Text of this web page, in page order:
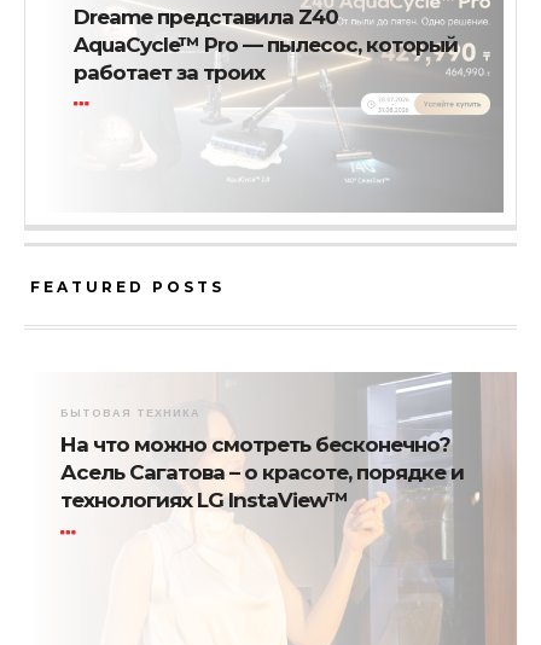
Dreame представила Z40
AquaCycle™ Pro — пылесос, который
работает за троих
FEATURED POSTS
БЫТОВАЯ ТЕХНИКА
На что можно смотреть бесконечно?
Асель Сагатова – о красоте, порядке и
технологиях LG InstaView™